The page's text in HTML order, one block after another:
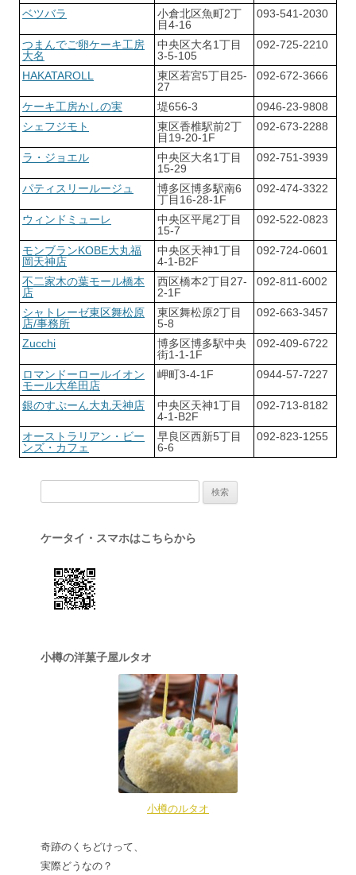
ベツバラ
小倉北区魚町2丁
目4-16
093-541-2030
つまんでご卵ケーキ工房
大名
中央区大名1丁目
3-5-105
092-725-2210
HAKATAROLL
東区若宮5丁目25-
27
092-672-3666
ケーキ工房かしの実 堤656-3
0946-23-9808
シェフジモト
東区香椎駅前2丁
目19-20-1F
092-673-2288
ラ・ジョエル
中央区大名1丁目
15-29
092-751-3939
パティスリールージュ
博多区博多駅南6
丁目16-28-1F
092-474-3322
ウィンドミューレ
中央区平尾2丁目
15-7
092-522-0823
モンブランKOBE大丸福
岡天神店
中央区天神1丁目
4-1-B2F
092-724-0601
不二家木の葉モール橋本
店
西区橋本2丁目27-
2-1F
092-811-6002
シャトレーゼ東区舞松原
店/事務所
東区舞松原2丁目
5-8
092-663-3457
Zucchi
博多区博多駅中央
街1-1-1F
092-409-6722
ロマンドーロールイオン
モール大牟田店
岬町3-4-1F 0944-57-7227
銀のすぷーん大丸天神店
中央区天神1丁目
4-1-B2F
092-713-8182
オーストラリアン・ビー
ンズ・カフェ
早良区西新5丁目
6-6
092-823-1255
ケータイ・スマホはこちらから
小樽の洋菓子屋ルタオ
小樽のルタオ
奇跡のくちどけって、
実際どうなの？